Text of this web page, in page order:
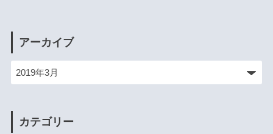
アーカイブ
カテゴリー